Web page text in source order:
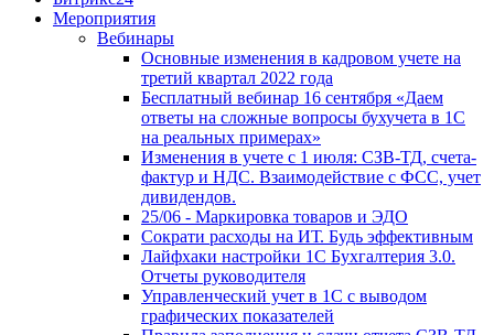
Мероприятия
Вебинары
Основные изменения в кадровом учете на
третий квартал 2022 года
Бесплатный вебинар 16 сентября «Даем
ответы на сложные вопросы бухучета в 1С
на реальных примерах»
Изменения в учете с 1 июля: СЗВ-ТД, счета-
фактур и НДС. Взаимодействие с ФСС, учет
дивидендов.
25/06 - Маркировка товаров и ЭДО
Сократи расходы на ИТ. Будь эффективным
Лайфхаки настройки 1С Бухгалтерия 3.0.
Отчеты руководителя
Управленческий учет в 1С с выводом
графических показателей